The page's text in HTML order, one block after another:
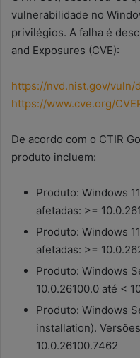
vulnerabilidade no
privilégios. A falha é
and Exposures (CVE):
https://nvd.nist.gov/vuln/
https://www.cve.org/
De acordo com o CTIR
produto incluem:
Produto: Windows
afetadas: >=
Produto: Windows
afetadas: >=
Produto: Windows
10.0.26100.0 até <
Produto: Windows
installation).
10.0.26100.7462